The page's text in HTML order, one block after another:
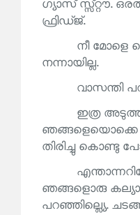
ഗ്യാസ് സ്സ്റ്റൗ.
ഫ്രിഡ്ജ്.
നീ മോളെ
നന്നായില്ല.
വാസന്തി
ഇത്ര അടുത്ത്
ഞങ്ങളെയൊക്കെ
തിരിച്ചു കൊണ്ടു
ഞങ്ങളൊരു
പറഞ്ഞില്ല്യെ.